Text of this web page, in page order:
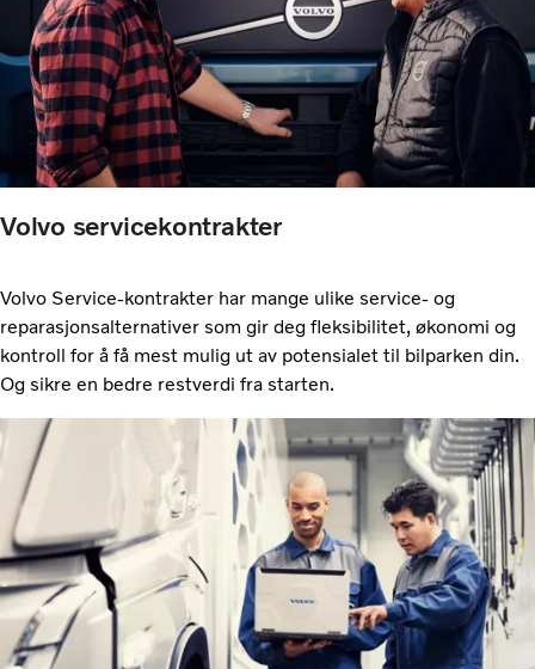
Volvo servicekontrakter
Volvo Service-kontrakter har mange ulike service- og
reparasjonsalternativer som gir deg fleksibilitet, økonomi og
kontroll for å få mest mulig ut av potensialet til bilparken din.
Og sikre en bedre restverdi fra starten.